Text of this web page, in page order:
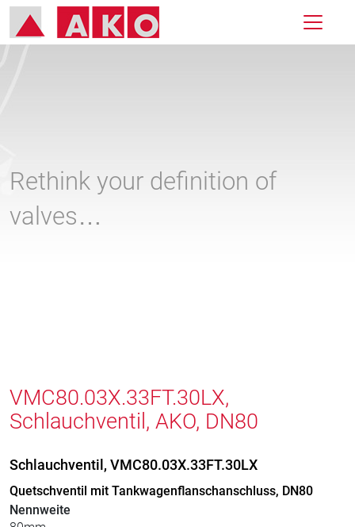
Rethink your definition of
valves…
VMC80.03X.33FT.30LX,
Schlauchventil, AKO, DN80
Schlauchventil, VMC80.03X.33FT.30LX
Quetschventil mit Tankwagenflanschanschluss, DN80
Nennweite